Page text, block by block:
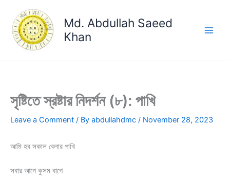
content
Md. Abdullah Saeed
Khan
সৃষ্টিতে স্রষ্টার নিদর্শন (৮): পাখি
Leave a Comment / By abdullahdmc / November 28, 2023
আমি হব সকাল বেলার পাখি
সবার আগে কুসম বাগে